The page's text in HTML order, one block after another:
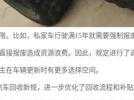
。比如，私家车行驶满15年就需要强制
接报废造成资源浪费。因此，规定进行了
在车辆更新时有更多选择空间。
回收新规，进一步优化了回收流程和补